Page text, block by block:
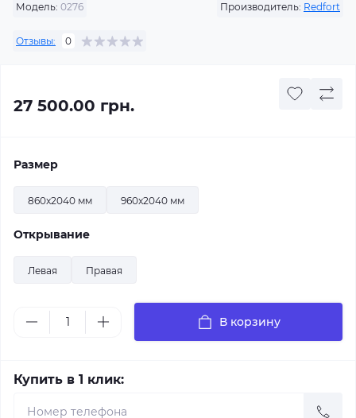
Модель: 0276 Производитель: Redfort
Отзывы: 0
27 500.00 грн.
Размер
860x2040 мм 960x2040 мм
Открывание
Левая Правая
В корзину
Купить в 1 клик: